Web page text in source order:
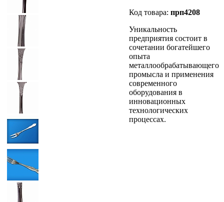
Код товара: прп4208
Уникальность
предприятия состоит в
сочетании богатейшего
опыта
металлообрабатывающего
промысла и применения
современного
оборудования в
инновационных
технологических
процессах.